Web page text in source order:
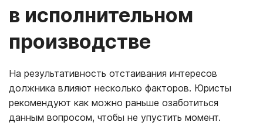
в исполнительном
производстве
На результативность отстаивания интересов
должника влияют несколько факторов. Юристы
рекомендуют как можно раньше озаботиться
данным вопросом, чтобы не упустить момент.